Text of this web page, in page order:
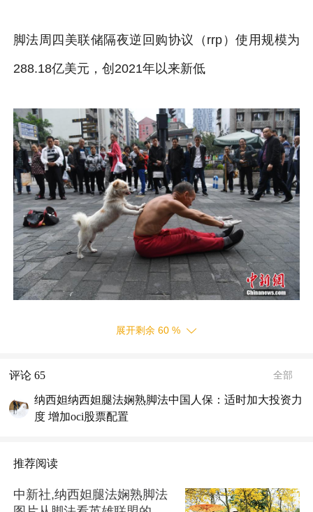
脚法周四美联储隔夜逆回购协议（rrp）使用规模为
288.18亿美元，创2021年以来新低
展开剩余 60 %
评论 65 全部
纳西妲纳西妲腿法娴熟脚法中国人保：适时加大投资力
度 增加oci股票配置
推荐阅读
中新社,纳西妲腿法娴熟脚法